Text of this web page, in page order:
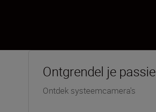
Ontgrendel je passie
Ontdek systeemcamera's